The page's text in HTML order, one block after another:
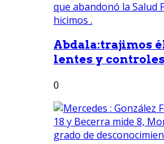
Abdala:trajimos
lentes y
0